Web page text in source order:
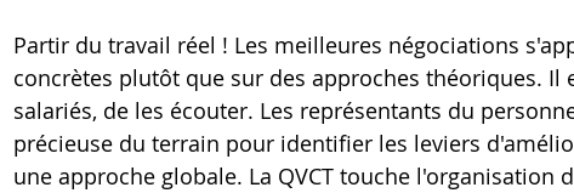
Partir du travail réel ! Les meilleures négociations
concrètes plutôt que sur des approches théoriques. Il
salariés, de les écouter. Les représentants du
précieuse du terrain pour identifier les leviers
une approche globale. La QVCT touche l'organisation